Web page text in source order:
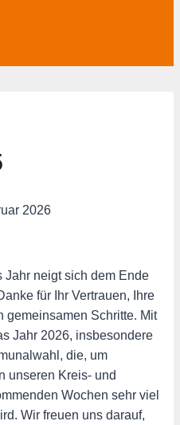
2026
Jahr neigt sich dem Ende
für Ihr Vertrauen, Ihre
gemeinsamen Schritte. Mit
Jahr 2026, insbesondere
die, um
unseren Kreis- und
Wochen sehr viel
Wir freuen uns darauf,